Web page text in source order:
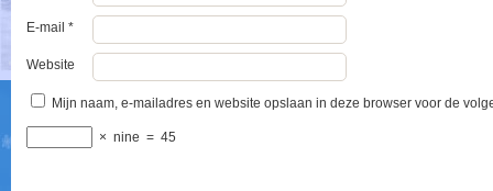
E-mail*
Website
Mijn naam, e-mailadres en website opslaan in deze browser voor de
× nine = 45